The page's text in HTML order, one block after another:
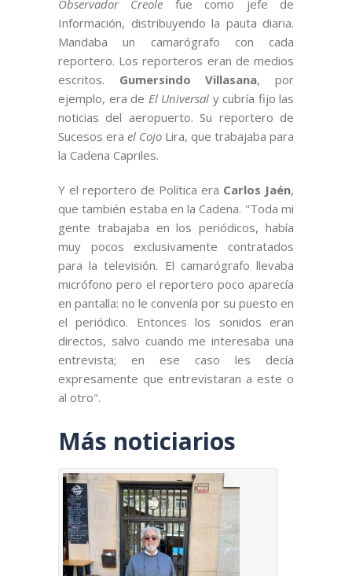
Observador Creole fue como jefe de
Información, distribuyendo la pauta diaria.
Mandaba un camarógrafo con cada
reportero. Los reporteros eran de medios
escritos. Gumersindo Villasana, por
ejemplo, era de El Universal y cubría fijo las
noticias del aeropuerto. Su reportero de
Sucesos era el Cojo Lira, que trabajaba para
la Cadena Capriles.
Y el reportero de Política era Carlos Jaén,
que también estaba en la Cadena. "Toda mi
gente trabajaba en los periódicos, había
muy pocos exclusivamente contratados
para la televisión. El camarógrafo llevaba
micrófono pero el reportero poco aparecía
en pantalla: no le convenía por su puesto en
el periódico. Entonces los sonidos eran
directos, salvo cuando me interesaba una
entrevista; en ese caso les decía
expresamente que entrevistaran a este o
al otro".
Más noticiarios